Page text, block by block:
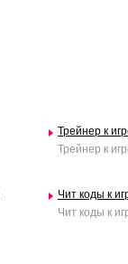
Трейнер к
Трейнер к
Чит коды к
Чит коды к